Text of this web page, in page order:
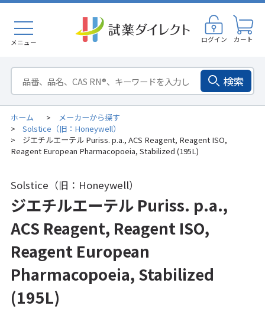
メニュー ログイン カート
検索
ホーム > メーカーから探す
> Solstice（旧：Honeywell）
>
ジエチルエーテル Puriss. p.a., ACS Reagent, Reagent ISO,
Reagent European Pharmacopoeia, Stabilized (195L)
Solstice（旧：Honeywell）
ジエチルエーテル Puriss. p.a.,
ACS Reagent, Reagent ISO,
Reagent European
Pharmacopoeia, Stabilized
(195L)